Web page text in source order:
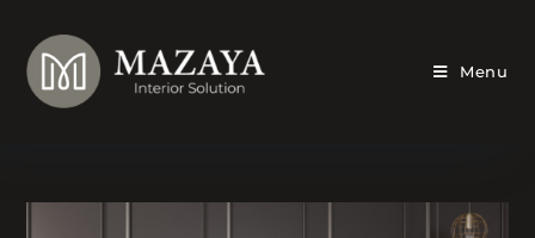
content
Menu